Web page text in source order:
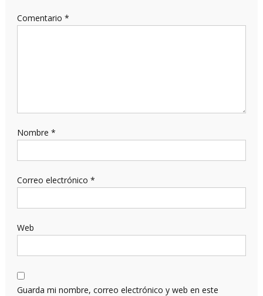
Comentario *
Nombre *
Correo electrónico *
Web
Guarda mi nombre, correo electrónico y web en este